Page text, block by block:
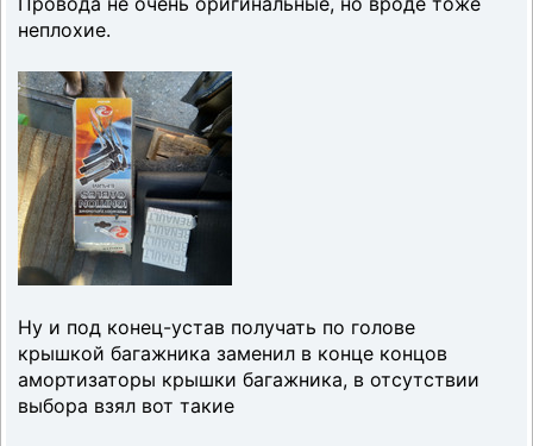
неплохие.
Ну и под конец-устав получать по голове
крышкой багажника заменил в конце концов
амортизаторы крышки багажника, в отсутствии
выбора взял вот такие